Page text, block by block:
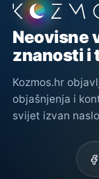
Podnožje
Neovisne
znanosti i
Kozmos.hr
objašnjenja i
svijet izvan